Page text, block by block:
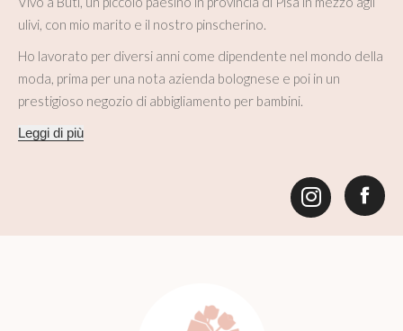
ulivi, con mio marito e il nostro pinscherino.
Ho lavorato per diversi anni come dipendente nel mondo della
moda, prima per una nota azienda bolognese e poi in un
prestigioso negozio di abbigliamento per bambini.
Leggi di più